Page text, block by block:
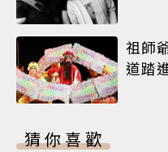
祖師
道踏
猜你喜歡